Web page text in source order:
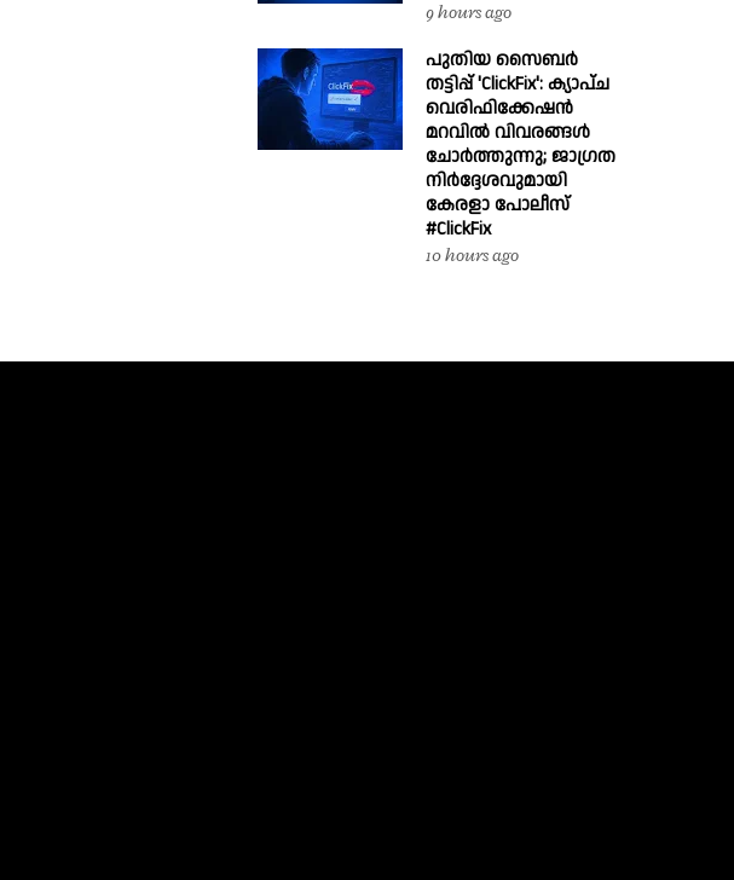
9 hours ago
പുതിയ സൈബർ
തട്ടിപ്പ് 'ClickFix': ക്യാപ്ച
വെരിഫിക്കേഷൻ
മറവിൽ വിവരങ്ങൾ
ചോർത്തുന്നു; ജാഗ്രത
നിർദ്ദേശവുമായി
കേരളാ പോലീസ്
#ClickFix
10 hours ago